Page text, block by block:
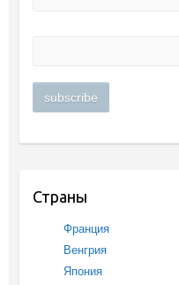
Страны
Франция
Венгрия
Япония